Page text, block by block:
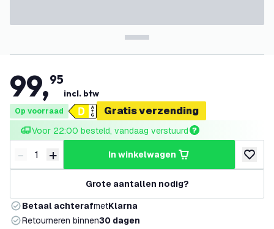
99,95
incl. btw
Op voorraad Gratis verzending
Voor 22:00 besteld, vandaag verstuurd
Verminder hoeveelheid
- Verhoog hoeveelheid
+ in winkelwagen
Grote aantallen nodig?
Betaal achterafmetKlarna
Retourneren binnen30 dagen